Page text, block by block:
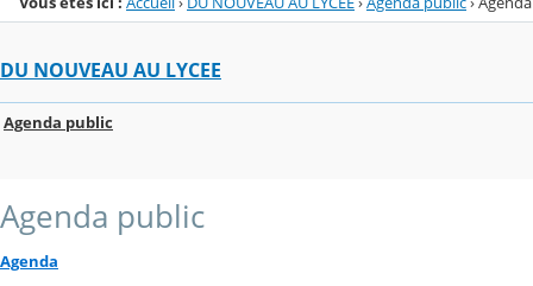
DU NOUVEAU AU LYCEE
Agenda public
Agenda public
Agenda